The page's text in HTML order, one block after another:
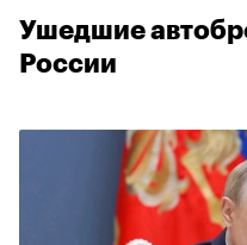
Ушедшие
России